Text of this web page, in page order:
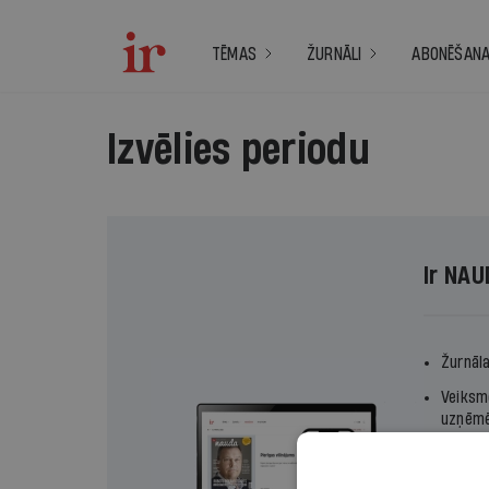
TĒMAS ŽURNĀLI ABONĒŠANA
Izvēlies periodu
Ir
Žurnāla